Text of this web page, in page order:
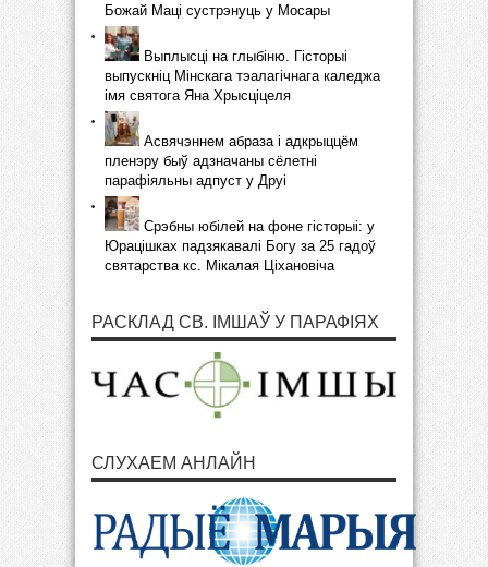
Божай Маці сустрэнуць у Мосары
Выплысці на глыбіню. Гісторыі
выпускніц Мінскага тэалагічнага каледжа
імя святога Яна Хрысціцеля
Асвячэннем абраза і адкрыццём
пленэру быў адзначаны сёлетні
парафіяльны адпуст у Друі
Срэбны юбілей на фоне гісторыі: у
Юрацішках падзякавалі Богу за 25 гадоў
святарства кс. Мікалая Ціхановіча
РАСКЛАД СВ. ІМШАЎ У ПАРАФІЯХ
СЛУХАЕМ АНЛАЙН